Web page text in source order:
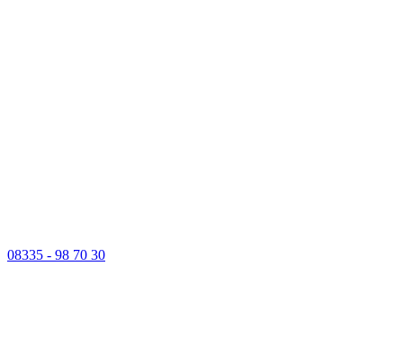
08335 - 98 70 30